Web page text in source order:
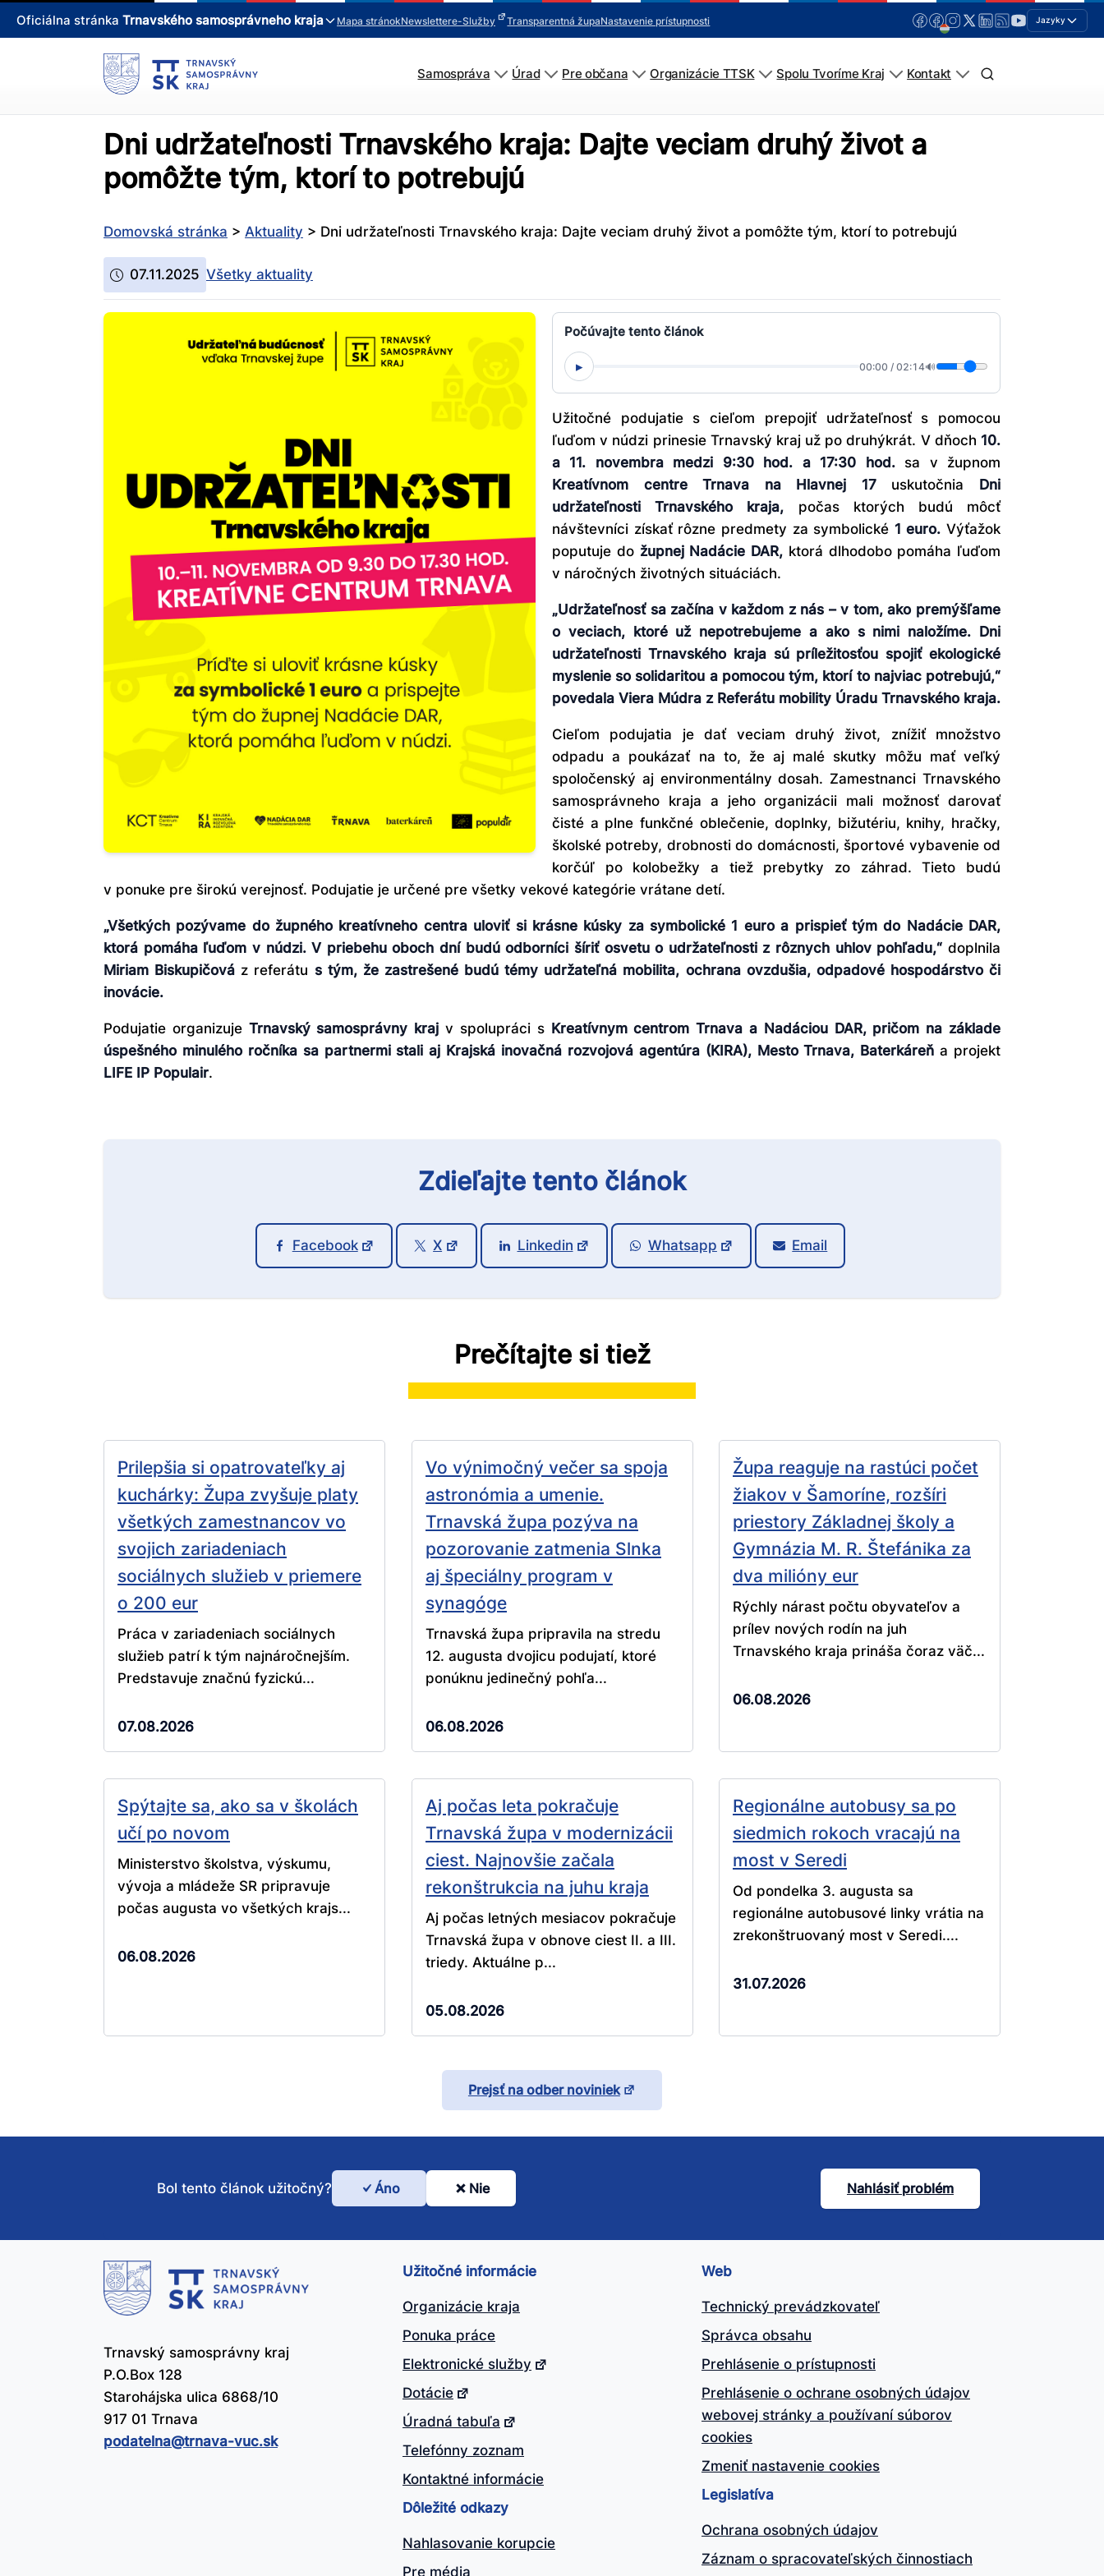
Oficiálna stránka Trnavského samosprávneho kraja Mapa stránokNewslettere-Služby Transparentná župaNastavenie prístupnosti Jazyky
Samospráva Úrad Pre občana Organizácie TTSK Spolu Tvoríme Kraj Kontakt
Dni udržateľnosti Trnavského kraja: Dajte veciam druhý život a
pomôžte tým, ktorí to potrebujú
Domovská stránka > Aktuality > Dni udržateľnosti Trnavského kraja: Dajte veciam druhý život a pomôžte tým, ktorí to potrebujú
07.11.2025 Všetky aktuality
Počúvajte tento článok
▸ 00:00 / 02:14🔊
Užitočné podujatie s cieľom prepojiť udržateľnosť s pomocou
ľuďom v núdzi prinesie Trnavský kraj už po druhýkrát. V dňoch 10.
a 11. novembra medzi 9:30 hod. a 17:30 hod.sa v župnom
Kreatívnom centre Trnava na Hlavnej 17uskutočnia
Dni
udržateľnosti Trnavského kraja, počas ktorých budú môcť
návštevníci získať rôzne predmety za symbolické 1 euro. Výťažok
poputuje do župnej Nadácie DAR, ktorá dlhodobo pomáha ľuďom
v náročných životných situáciách.
„Udržateľnosť sa začína v každom z nás – v tom, ako premýšľame
o veciach, ktoré už nepotrebujeme a ako s nimi naložíme. Dni
udržateľnosti Trnavského kraja sú príležitosťou spojiť ekologické
myslenie so solidaritou a pomocou tým, ktorí to najviac potrebujú,“
povedala Viera Múdra z Referátu mobility Úradu Trnavského kraja.
Cieľom podujatia je dať veciam druhý život, znížiť množstvo
odpadu a poukázať na to, že aj malé skutky môžu mať veľký
spoločenský aj environmentálny dosah. Zamestnanci Trnavského
samosprávneho kraja a jeho organizácii mali možnosť darovať
čisté a plne funkčné oblečenie, doplnky, bižutériu, knihy, hračky,
školské potreby, drobnosti do domácnosti, športové vybavenie od
korčúľ po kolobežky a tiež prebytky zo záhrad. Tieto budú
v ponuke pre širokú verejnosť. Podujatie je určené pre všetky vekové kategórie vrátane detí.
„Všetkých pozývame do župného kreatívneho centra uloviť si krásne kúsky za symbolické 1 euro a prispieť tým do Nadácie DAR,
ktorá pomáha ľuďom v núdzi. V priebehu oboch dní budú odborníci šíriť osvetu o udržateľnosti z rôznych uhlov pohľadu,“ doplnila
Miriam Biskupičová z referátu s tým, že zastrešené budú témy udržateľná mobilita, ochrana ovzdušia, odpadové hospodárstvo či
inovácie.
Podujatie organizuje Trnavský samosprávny kraj v spolupráci s Kreatívnym centrom Trnava a Nadáciou DAR, pričom na základe
úspešného minulého ročníka sa partnermi stali aj Krajská inovačná rozvojová agentúra (KIRA), Mesto Trnava, Baterkáreň a projekt
LIFE IP Populair.
Zdieľajte tento článok
Facebook X Linkedin Whatsapp Email
Prečítajte si tiež
Prilepšia si opatrovateľky aj
kuchárky: Župa zvyšuje platy
všetkých zamestnancov vo
svojich zariadeniach
sociálnych služieb v priemere
o 200 eur
Práca v zariadeniach sociálnych
služieb patrí k tým najnáročnejším.
Predstavuje značnú fyzickú...
07.08.2026
Vo výnimočný večer sa spoja
astronómia a umenie.
Trnavská župa pozýva na
pozorovanie zatmenia Slnka
aj špeciálny program v
synagóge
Trnavská župa pripravila na stredu
12. augusta dvojicu podujatí, ktoré
ponúknu jedinečný pohľa...
06.08.2026
Župa reaguje na rastúci počet
žiakov v Šamoríne, rozšíri
priestory Základnej školy a
Gymnázia M. R. Štefánika za
dva milióny eur
Rýchly nárast počtu obyvateľov a
prílev nových rodín na juh
Trnavského kraja prináša čoraz väč...
06.08.2026
Spýtajte sa, ako sa v školách
učí po novom
Ministerstvo školstva, výskumu,
vývoja a mládeže SR pripravuje
počas augusta vo všetkých krajs...
06.08.2026
Aj počas leta pokračuje
Trnavská župa v modernizácii
ciest. Najnovšie začala
rekonštrukcia na juhu kraja
Aj počas letných mesiacov pokračuje
Trnavská župa v obnove ciest II. a III.
triedy. Aktuálne p...
05.08.2026
Regionálne autobusy sa po
siedmich rokoch vracajú na
most v Seredi
Od pondelka 3. augusta sa
regionálne autobusové linky vrátia na
zrekonštruovaný most v Seredi....
31.07.2026
Prejsť na odber noviniek
Bol
tento
článok
užitočný?
Bol tento článok užitočný? Áno Nie Nahlásiť problém
Trnavský samosprávny kraj
P.O.Box 128
Starohájska ulica 6868/10
917 01 Trnava
podatelna@​trnava-vuc.sk
Užitočné informácie
Organizácie kraja
Ponuka práce
Elektronické služby
Dotácie
Úradná tabuľa
Telefónny zoznam
Kontaktné informácie
Dôležité odkazy
Nahlasovanie korupcie
Pre média
Web
Technický prevádzkovateľ
Správca obsahu
Prehlásenie o prístupnosti
Prehlásenie o ochrane osobných údajov
webovej stránky a používaní súborov
cookies
Zmeniť nastavenie cookies
Legislatíva
Ochrana osobných údajov
Záznam o spracovateľských činnostiach